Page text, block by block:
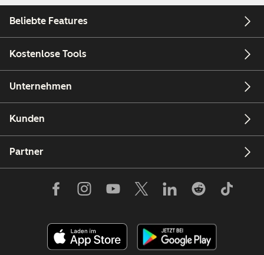
Beliebte Features
Kostenlose Tools
Unternehmen
Kunden
Partner